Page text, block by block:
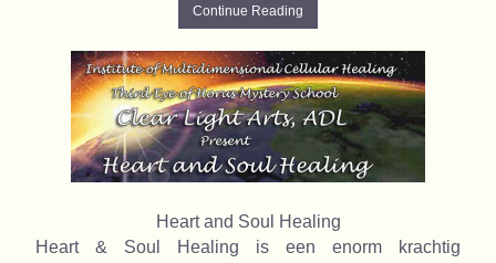
Continue Reading
Heart and Soul Healing
Heart & Soul Healing is een enorm krachtig